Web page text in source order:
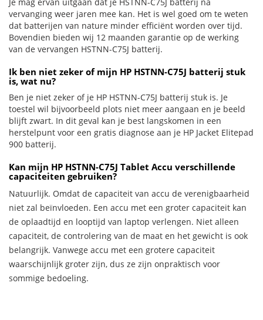
vervanging weer jaren mee kan. Het is wel goed om te weten
dat batterijen van nature minder efficiënt worden over tijd.
Bovendien bieden wij 12 maanden garantie op de werking
van de vervangen HSTNN-C75J batterij.
Ik ben niet zeker of mijn HP HSTNN-C75J batterij stuk
is, wat nu?
Ben je niet zeker of je HP HSTNN-C75J batterij stuk is. Je
toestel wil bijvoorbeeld plots niet meer aangaan en je beeld
blijft zwart. In dit geval kan je best langskomen in een
herstelpunt voor een gratis diagnose aan je HP Jacket Elitepad
900 batterij.
Kan mijn HP HSTNN-C75J Tablet Accu verschillende
capaciteiten gebruiken?
Natuurlijk. Omdat de capaciteit van accu de verenigbaarheid
niet zal beïnvloeden. Een accu met een groter capaciteit kan
de oplaadtijd en looptijd van laptop verlengen. Niet alleen
capaciteit, de controlering van de maat en het gewicht is ook
belangrijk. Vanwege accu met een grotere capaciteit
waarschijnlijk groter zijn, dus ze zijn onpraktisch voor
sommige bedoeling.